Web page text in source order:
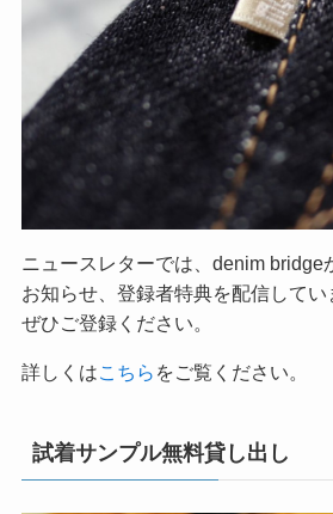
ニュースレターでは、denim bridge
お知らせ、登録者特典を配信してい
ぜひご登録ください。
詳しくはこちら をご覧ください。
試着サンプル無料貸し出し